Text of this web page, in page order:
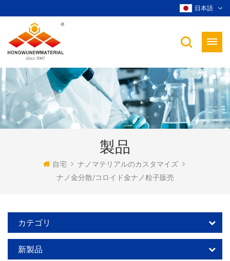
日本語
製品
自宅
ナノマテリアルのカスタマイズ
ナノ金分散/コロイド金ナノ粒子販売
カテゴリ
新製品